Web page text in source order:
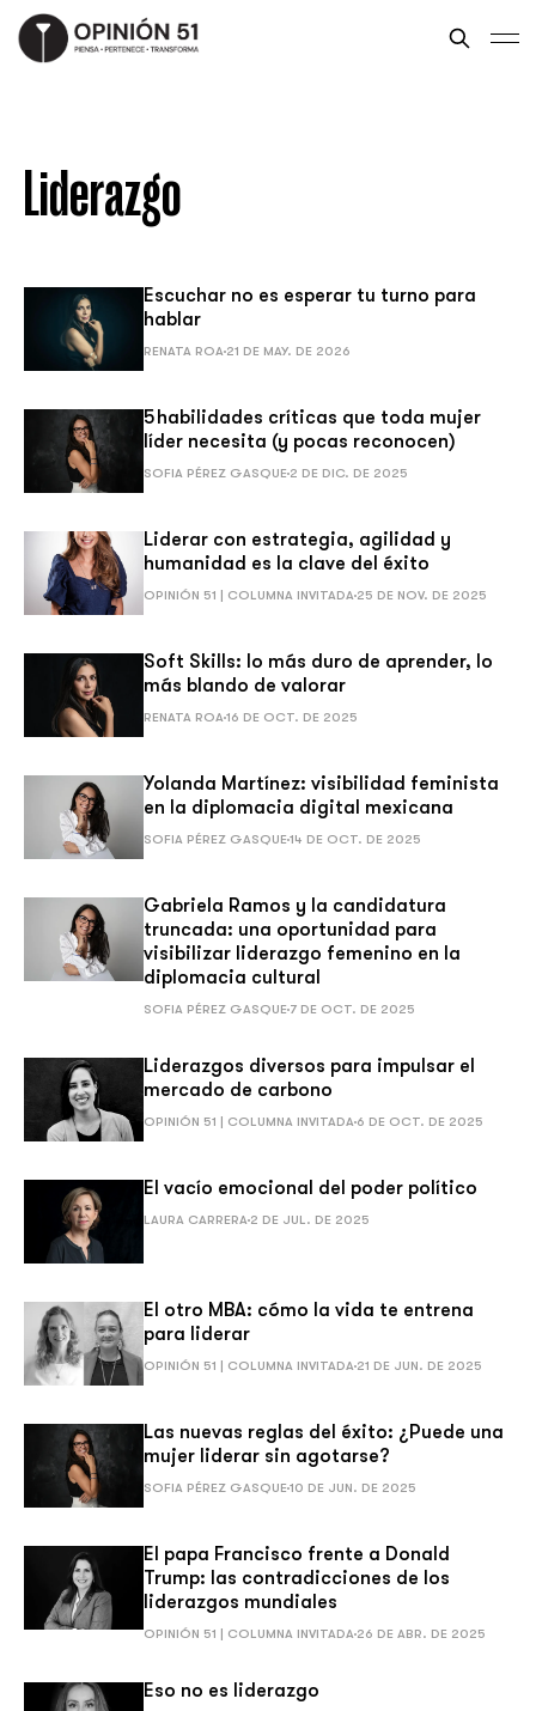
Liderazgo
Escuchar no es esperar tu turno para
hablar
RENATA ROA 21 DE MAY. DE 2026
5 habilidades críticas que toda mujer
líder necesita (y pocas reconocen)
SOFIA PÉREZ GASQUE 2 DE DIC. DE 2025
Liderar con estrategia, agilidad y
humanidad es la clave del éxito
OPINIÓN 51 | COLUMNA INVITADA 25 DE NOV. DE 2025
Soft Skills: lo más duro de aprender, lo
más blando de valorar
RENATA ROA16 DE OCT. DE 2025
Yolanda Martínez: visibilidad feminista
en la diplomacia digital mexicana
SOFIA PÉREZ GASQUE 14 DE OCT. DE 2025
Gabriela Ramos y la candidatura
truncada: una oportunidad para
visibilizar liderazgo femenino en la
diplomacia cultural
SOFIA PÉREZ GASQUE 7 DE OCT. DE 2025
Liderazgos diversos para impulsar el
mercado de carbono
OPINIÓN 51 | COLUMNA INVITADA 6 DE OCT. DE 2025
El vacío emocional del poder político
LAURA CARRERA 2 DE JUL. DE 2025
El otro MBA: cómo la vida te entrena
para liderar
OPINIÓN 51 | COLUMNA INVITADA 21 DE JUN. DE 2025
Las nuevas reglas del éxito: ¿Puede una
mujer liderar sin agotarse?
SOFIA PÉREZ GASQUE 10 DE JUN. DE 2025
El papa Francisco frente a Donald
Trump: las contradicciones de los
liderazgos mundiales
OPINIÓN 51 | COLUMNA INVITADA 26 DE ABR. DE 2025
Eso no es liderazgo